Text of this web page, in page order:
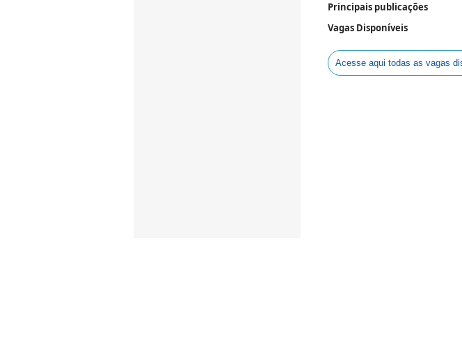
Principais publicações
Vagas Disponíveis
Acesse aqui todas as vagas